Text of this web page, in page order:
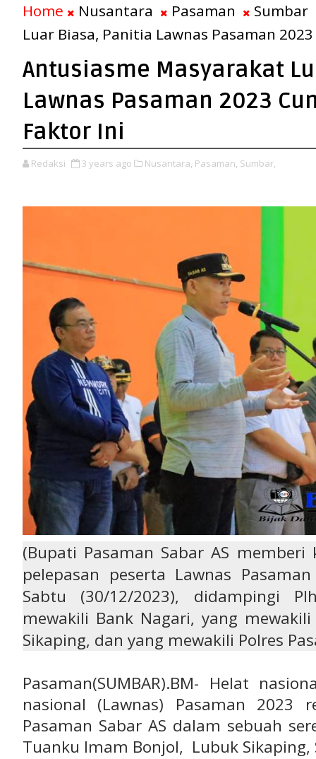
Home Nusantara Pasaman
Sumbar
Luar Biasa, Panitia Lawnas Pasaman
Antusiasme Masyarakat
Lawnas Pasaman 2023
Faktor Ini
Redaksi 3 years ago Nusantara, Pasaman, Sumbar,
(Bupati Pasaman Sabar AS
pelepasan peserta Lawnas
Sabtu (30/12/2023), didampingi
mewakili Bank Nagari, yang
Sikaping, dan yang mewakili Polres
Pasaman(SUMBAR).BM- Helat
nasional (Lawnas) Pasaman 2023
Pasaman Sabar AS dalam sebuah
Tuanku Imam Bonjol, Lubuk Sikaping,